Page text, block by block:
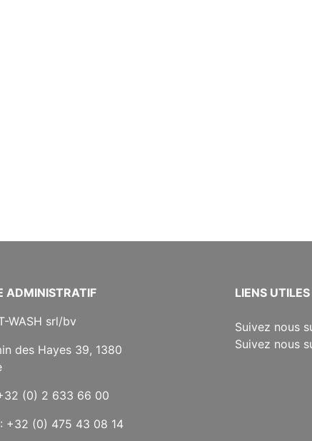
​LIENS UTILES
Suivez nous
Suivez nous
ADMINISTRATIF
WASH srl/bv
des Hayes 39, 1380
(0) 2 633 66 00
+32 (0) 475 43 08 14